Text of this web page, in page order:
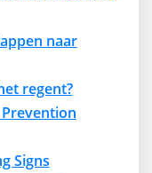
naar
regent?
Signs